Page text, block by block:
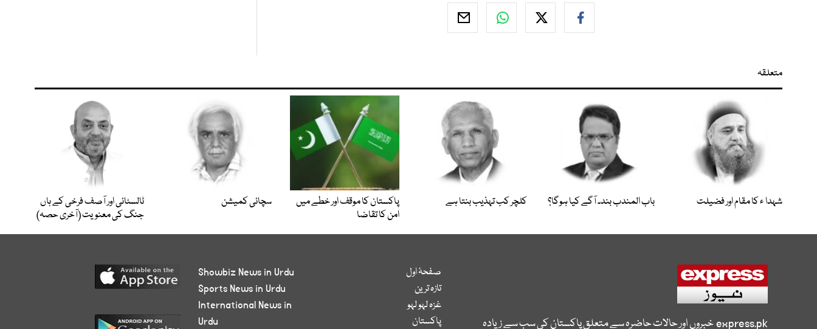
متعلقہ
شہدا ء کا مقام اور فضیلت باب المندب بند۔ آگے کیا ہوگا؟ کلچر کب تہذیب بنتا ہے
پاکستان کا موقف اور خطے میں
امن کا تقاضا
سچائی کمیشن
ٹالسٹائی اور آصف فرخی کے ہاں
جنگ کی معنویت (آخری حصہ)
express.pkخبروں اور حالات حاضرہ سے متعلق پاکستان کی سب سے زیادہ
صفحۂ اول
تازہ ترین
غزہ لہو لہو
پاکستان
Showbiz News in Urdu
Sports News in Urdu
International News in
Urdu